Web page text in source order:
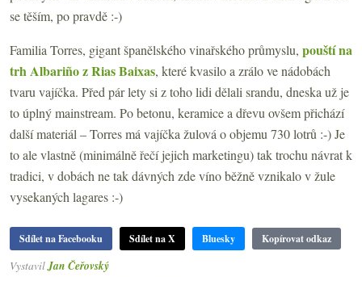
se těším, po pravdě :-)
Familia Torres, gigant španělského vinařského průmyslu, pouští na
trh Albariño z Rias Baixas, které kvasilo a zrálo ve nádobách
tvaru vajíčka. Před pár lety si z toho lidi dělali srandu, dneska už je
to úplný mainstream. Po betonu, keramice a dřevu ovšem přichází
další materiál – Torres má vajíčka žulová o objemu 730 lotrů :-) Je
to ale vlastně (minimálně řečí jejich marketingu) tak trochu návrat k
tradici, v dobách ne tak dávných zde víno běžně vznikalo v žule
vysekaných lagares :-)
Sdílet na Facebooku Sdílet na X Bluesky Kopírovat odkaz
Vystavil Jan Čeřovský